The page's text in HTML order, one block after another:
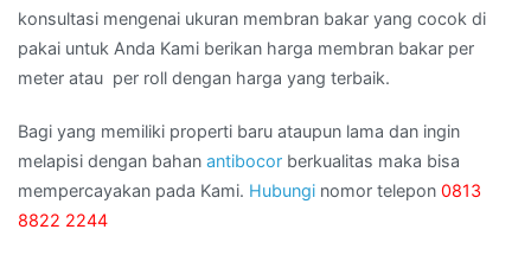
konsultasi mengenai ukuran membran bakar yang cocok di
pakai untuk Anda Kami berikan harga membran bakar per
meter atau per roll dengan harga yang terbaik.
Bagi yang memiliki properti baru ataupun lama dan ingin
melapisi dengan bahan antibocor berkualitas maka bisa
mempercayakan pada Kami. Hubungi nomor telepon 0813
8822 2244